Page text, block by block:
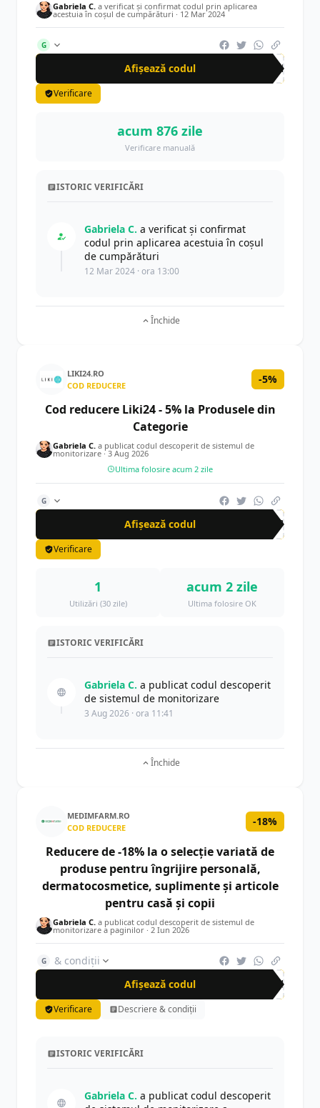
Gabriela C. a verificat și confirmat codul prin aplicarea
acestuia în coșul de cumpărături · 12 Mar 2024
G
Afișează codul CRN
Verificare
acum 876 zile
Verificare manuală
ISTORIC VERIFICĂRI
Gabriela C. a verificat și confirmat
codul prin aplicarea acestuia în coșul
de cumpărături
12 Mar 2024 · ora 13:00
Închide
LIKI24.RO
COD REDUCERE
-5%
Cod reducere Liki24 - 5% la Produsele din
Categorie
Gabriela C. a publicat codul descoperit de sistemul de
monitorizare · 3 Aug 2026
Ultima folosire acum 2 zile
G
Afișează codul SUP
Verificare
1
Utilizări (30 zile)
acum 2 zile
Ultima folosire OK
ISTORIC VERIFICĂRI
Gabriela C. a publicat codul descoperit
de sistemul de monitorizare
3 Aug 2026 · ora 11:41
Închide
MEDIMFARM.RO
COD REDUCERE
-18%
Reducere de -18% la o selecție variată de
produse pentru îngrijire personală,
dermatocosmetice, suplimente și articole
pentru casă și copii
Gabriela C. a publicat codul descoperit de sistemul de
monitorizare a paginilor · 2 Iun 2026
G
& condiții
Afișează codul
SUM
Verificare Descriere & condiții
ISTORIC VERIFICĂRI
Gabriela C. a publicat codul descoperit